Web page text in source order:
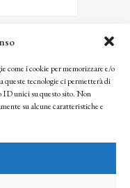
come i cookie per memorizzare e/o
queste tecnologie ci permetterà di
ID unici su questo sito. Non
su alcune caratteristiche e
saranno trattate
Matteucci